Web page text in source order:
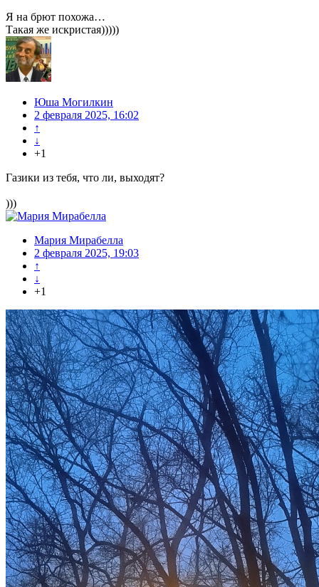
Я на брют похожа…
Такая же искристая)))))
Юша Могилкин
2 февраля 2025, 16:02
↑
↓
+1
Газики из тебя, что ли, выходят?
)))
Мария Мирабелла
2 февраля 2025, 19:03
↑
↓
+1